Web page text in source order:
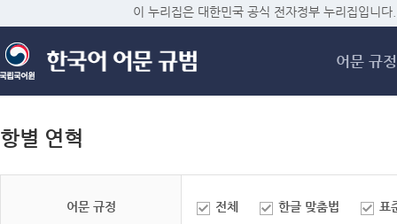
메
이 누리집은 대한민국 공식 전자정부 누리집입니다.
어문 규정
항별 연혁
어문 규정 전체 한글 맞춤법 표